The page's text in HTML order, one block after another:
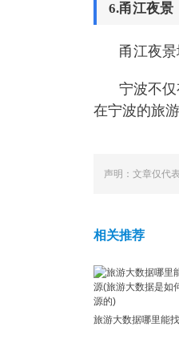
6.甬江夜景
甬江夜
宁波不
在宁波的旅
声明：文章仅代
相关推荐